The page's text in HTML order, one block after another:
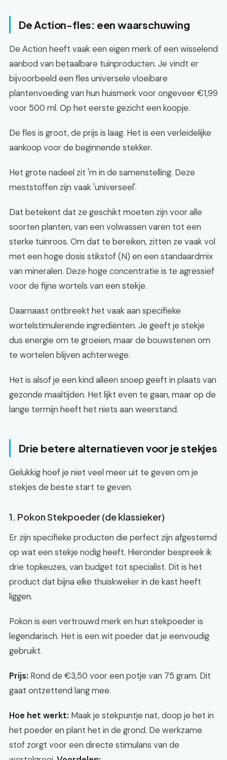
De Action-fles: een waarschuwing
De Action heeft vaak een eigen merk of een wisselend
aanbod van betaalbare tuinproducten. Je vindt er
bijvoorbeeld een fles universele vloeibare
plantenvoeding van hun huismerk voor ongeveer €1,99
voor 500 ml. Op het eerste gezicht een koopje.
De fles is groot, de prijs is laag. Het is een verleidelijke
aankoop voor de beginnende stekker.
Het grote nadeel zit 'm in de samenstelling. Deze
meststoffen zijn vaak 'universeel'.
Dat betekent dat ze geschikt moeten zijn voor alle
soorten planten, van een volwassen varen tot een
sterke tuinroos. Om dat te bereiken, zitten ze vaak vol
met een hoge dosis stikstof (N) en een standaardmix
van mineralen. Deze hoge concentratie is te agressief
voor de fijne wortels van een stekje.
Daarnaast ontbreekt het vaak aan specifieke
wortelstimulerende ingrediënten. Je geeft je stekje
dus energie om te groeien, maar de bouwstenen om
te wortelen blijven achterwege.
Het is alsof je een kind alleen snoep geeft in plaats van
gezonde maaltijden. Het lijkt even te gaan, maar op de
lange termijn heeft het niets aan weerstand.
Drie betere alternatieven voor je stekjes
Gelukkig hoef je niet veel meer uit te geven om je
stekjes de beste start te geven.
1. Pokon Stekpoeder (de klassieker)
Er zijn specifieke producten die perfect zijn afgestemd
op wat een stekje nodig heeft. Hieronder bespreek ik
drie topkeuzes, van budget tot specialist. Dit is het
product dat bijna elke thuiskweker in de kast heeft
liggen.
Pokon is een vertrouwd merk en hun stekpoeder is
legendarisch. Het is een wit poeder dat je eenvoudig
gebruikt.
Prijs: Rond de €3,50 voor een potje van 75 gram. Dit
gaat ontzettend lang mee.
Hoe het werkt: Maak je stekpuntje nat, doop je het in
het poeder en plant het in de grond. De werkzame
stof zorgt voor een directe stimulans van de